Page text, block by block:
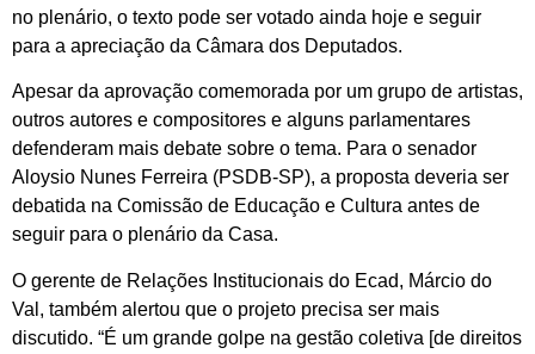
no plenário, o texto pode ser votado ainda hoje e seguir
para a apreciação da Câmara dos Deputados.
Apesar da aprovação comemorada por um grupo de artistas,
outros autores e compositores e alguns parlamentares
defenderam mais debate sobre o tema. Para o senador
Aloysio Nunes Ferreira (PSDB-SP), a proposta deveria ser
debatida na Comissão de Educação e Cultura antes de
seguir para o plenário da Casa.
O gerente de Relações Institucionais do Ecad, Márcio do
Val, também alertou que o projeto precisa ser mais
discutido. “É um grande golpe na gestão coletiva [de direitos